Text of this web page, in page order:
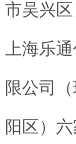
市吴兴
上海乐
限公司
阳区）